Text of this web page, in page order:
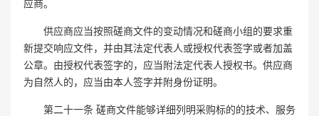
应商。
供应商应当按照磋商文件的变动情况和磋商小组的要求重
新提交响应文件，并由其法定代表人或授权代表签字或者加盖
公章。由授权代表签字的，应当附法定代表人授权书。供应商
为自然人的，应当由本人签字并附身份证明。
第二十一条 磋商文件能够详细列明采购标的的技术、服务